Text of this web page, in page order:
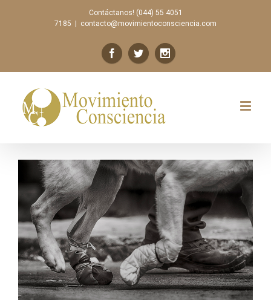
Contáctanos! (044) 55 4051
7185
contacto@movimientoconsciencia.com
Next